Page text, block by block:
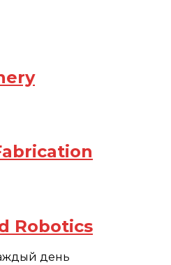
Robotics
день